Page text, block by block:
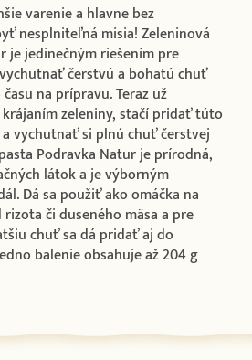
varenie a hlavne bez
nesplniteľná misia! Zeleninová
je jedinečným riešením pre
čerstvú a bohatú chuť
na prípravu. Teraz už
zeleniny, stačí pridať túto
vychutnať si plnú chuť čerstvej
Podravka Natur je prírodná,
látok a je výborným
Dá sa použiť ako omáčka na
či duseného mäsa a pre
chuť sa dá pridať aj do
balenie obsahuje až 204 g